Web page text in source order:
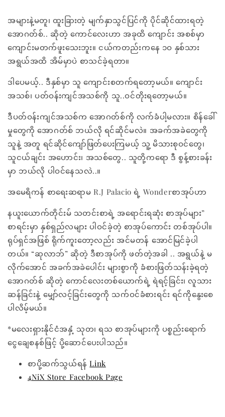
အများနဲ့မတူ၊ ထူးခြားတဲ့ မျက်နှာသွင်ပြင်ကို ပိုင်ဆိုင်ထားရတဲ့
အောဂတ်စ်.. ဆိုတဲ့ ကောင်လေးဟာ အခုထိ ကျောင်း အစစ်မှာ
ကျောင်းမတက်ဖူးသေးဘူး။ ငယ်ကတည်းကနေ ၁ဝ နှစ်သား
အရွယ်အထိ အိမ်မှာပဲ စာသင်ခဲ့ရတာ။
ဒါပေမယ့်.. ဒီနှစ်မှာ သူ ကျောင်းစတက်ရတော့မယ်။ ကျောင်း
အသစ်၊ ပတ်ဝန်းကျင်အသစ်ကို သူ..ဝင်တိုးရတော့မယ်။
ဒီပတ်ဝန်းကျင်အသစ်က အောဂတ်စ်ကို လက်ခံပါ့မလား။ စိန်ခေါ်
မှုတွေကို အောဂတ်စ် ဘယ်လို ရင်ဆိုင်မလဲ။ အခက်အခဲတွေကို
သူနဲ့ အတူ ရင်ဆိုင်ကျော်ဖြတ်ပေးကြမယ့် သူ့ မိသားစုဝင်တွေ၊
သူငယ်ချင်း အဟောင်း၊ အသစ်တွေ.. သူတို့ကရော ဒီ စွန့်စားခန်း
မှာ ဘယ်လို ပါဝင်နေသလဲ..။
အမေရိကန် စာရေးဆရာမ R.J Palacio ရဲ့ Wonderစာအုပ်ဟာ
နယူးယောက်တိုင်းမ် သတင်းစာရဲ့ အရောင်းရဆုံး စာအုပ်များ”
စာရင်းမှာ နှစ်ရှည်လများ ပါဝင်ခဲ့တဲ့ စာအုပ်ကောင်း တစ်အုပ်ပါ။
ရုပ်ရှင်အဖြစ် ရိုက်ကူးတော့လည်း အင်မတန် အောင်မြင်ခဲ့ပါ
တယ်။ “ဆုလာဘ်” ဆိုတဲ့ ဒီစာအုပ်ကို ဖတ်တဲ့အခါ .. အရွယ်နဲ့ မ
လိုက်အောင် အခက်အခဲပေါင်း များစွာကို ခံစားဖြတ်သန်းခဲ့ရတဲ့
အောဂတ်စ် ဆိုတဲ့ ကောင်လေးတစ်ယောက်ရဲ့ ရဲရင့်ခြင်း၊ လူသား
ဆန်ခြင်းနဲ့ မျှော်လင့်ခြင်းတွေကို သက်ဝင်ခံစားရင်း ရင်ကိုနွေးစေ
ပါလိမ့်မယ်။
*မလေးရှားနိုင်ငံအနှံ့ သုတ၊ ရသ စာအုပ်များကို ပစ္စည်းရောက်
ငွေချေစနစ်ဖြင့် ပို့ဆောင်ပေးပါသည်။
စာပို့ဆက်သွယ်ရန်Link
4NiX Store Facebook Page